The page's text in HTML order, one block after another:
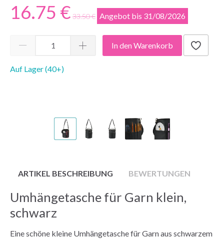
16.75 € 33.50 € Angebot bis 31/08/2026
In den Warenkorb
Auf Lager (40+)
ARTIKEL BESCHREIBUNG BEWERTUNGEN
Umhängetasche für Garn klein,
schwarz
Eine schöne kleine Umhängetasche für Garn aus schwarzem